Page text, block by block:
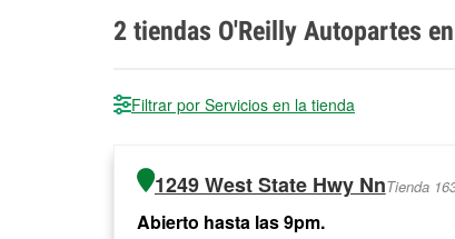
2 tiendas O'Reilly Autopartes
Filtrar por Servicios en la tienda
1249 West State Hwy NnTienda
Abierto hasta las 9pm.